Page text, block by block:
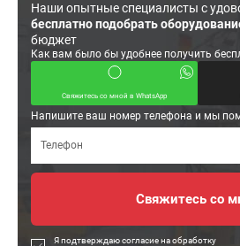
Наши опытные специалисты с
бесплатно подобрать
бюджет
Как вам было бы удобнее получить
Свяжитесь со мной в WhatsApp
Напишите ваш номер телефона и мы
Я подтверждаю согласие на обработку